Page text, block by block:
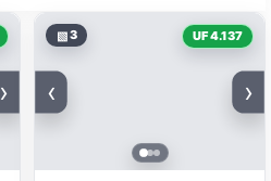
›
▧3 UF 4.137
‹ ›